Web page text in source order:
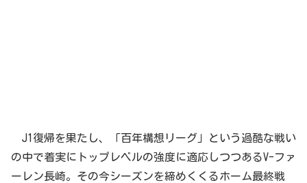
J1復帰を果たし、「百年構想リーグ」という過酷な戦い
の中で着実にトップレベルの強度に適応しつつあるV-ファ
ーレン長崎。その今シーズンを締めくくるホーム最終戦